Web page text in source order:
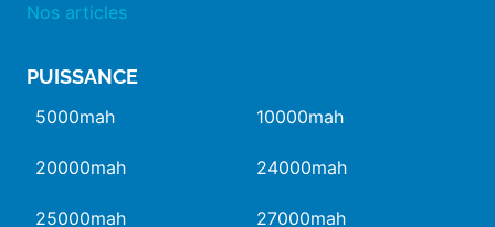
Nos articles
PUISSANCE
5000mah 10000mah
20000mah 24000mah
25000mah 27000mah